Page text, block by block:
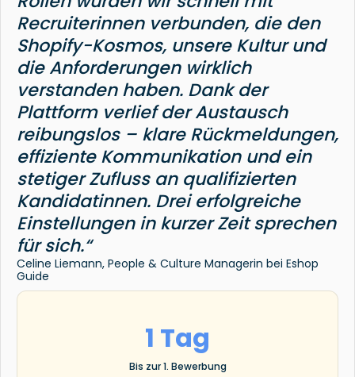
Recruiterinnen verbunden, die den
Shopify-Kosmos, unsere Kultur und
die Anforderungen wirklich
verstanden haben. Dank der
Plattform verlief der Austausch
reibungslos – klare Rückmeldungen,
effiziente Kommunikation und ein
stetiger Zufluss an qualifizierten
Kandidatinnen. Drei erfolgreiche
Einstellungen in kurzer Zeit sprechen
für sich.“
Celine Liemann, People & Culture Managerin bei Eshop
Guide
1 Tag
Bis zur 1. Bewerbung